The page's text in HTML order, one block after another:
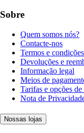
Sobre
Quem somos nós?
Contacte-nos
Termos e
Devoluções e
Informação legal
Meios de
Tarifas e opções
Nota de
Nossas lojas